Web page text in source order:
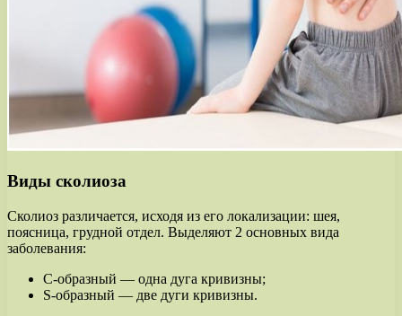
Виды сколиоза
Сколиоз различается, исходя из его локализации: шея,
поясница, грудной отдел. Выделяют 2 основных вида
заболевания:
С-образный — одна дуга кривизны;
S-образный — две дуги кривизны.